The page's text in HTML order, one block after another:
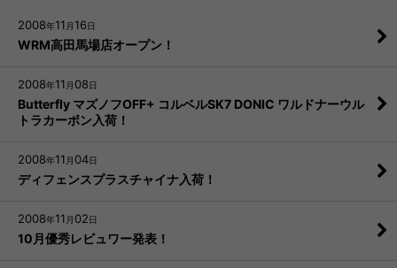
2008年11 月 16日
WRM高田馬場店オープン！
2008年11 月 08日
Butterfly マズノフOFF+ コルベルSK7 DONIC ワルドナーウル
トラカーボン入荷！
2008年11 月 04日
ディフェンスプラスチャイナ入荷！
2008年11 月 02日
10月優秀レビュワー発表！